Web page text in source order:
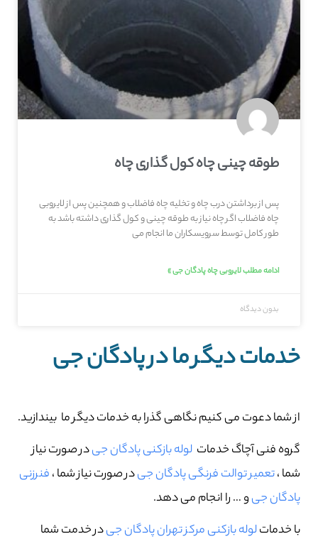
طوقه چینی چاه کول گذاری چاه
پس از برداشتن درب چاه و تخلیه چاه فاضلاب و همچنین پس از لایروبی
چاه فاضلاب اگر چاه نیاز به طوقه چینی و کول گذاری داشته باشد به
طور کامل توسط سرویسکاران ما انجام می
ادامه مطلب لایروبی چاه پادگان جی »
بدون دیدگاه
خدمات دیگر ما در پادگان جی
از شما دعوت می کنیم نگاهی گذرا به خدمات دیگر ما بیندازید.
گروه فنی آچاگ خدمات لوله بازکنی پادگان جیدر صورت نیاز
شما ،تعمیر توالت فرنگی پادگان جیدر صورت نیاز شما ،فنرزنی
پادگان جیو … را انجام می دهد.
با خدماتلوله بازکنی مرکز تهران پادگان جیدر خدمت شما